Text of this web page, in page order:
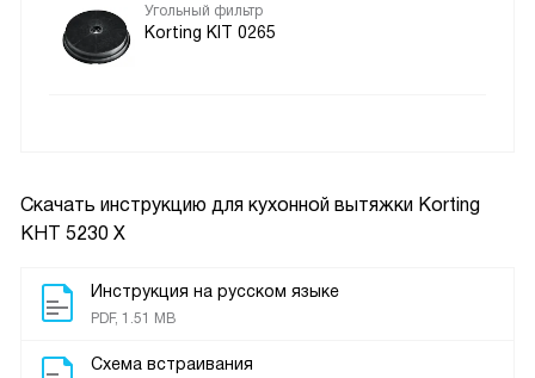
Скачать инструкцию для кухонной вытяжки Korting
KHT 5230 X
Инструкция на русском языке
PDF, 1.51 MB
Схема встраивания
Угольный фильтр
Korting KIT 0265